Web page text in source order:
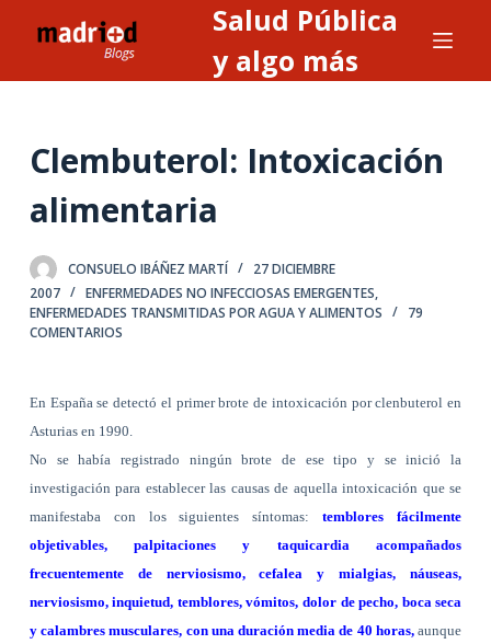
l
o
n
n
d
o
Salud Pública
y algo más
Clembuterol: Intoxicación
alimentaria
CONSUELO IBÁÑEZ MARTÍ
27 DICIEMBRE
2007
ENFERMEDADES NO INFECCIOSAS EMERGENTES,
ENFERMEDADES TRANSMITIDAS POR AGUA Y ALIMENTOS
79
COMENTARIOS
En España se detectó el primer brote de intoxicación por clenbuterol en
Asturias en 1990.
No se había registrado ningún brote de ese tipo y se inició la
investigación para establecer las causas de aquella intoxicación que se
manifestaba con los siguientes síntomas:temblores fácilmente
objetivables, palpitaciones y taquicardia acompañados
frecuentemente de nerviosismo, cefalea y mialgias, náuseas,
nerviosismo, inquietud, temblores, vómitos, dolor de pecho, boca seca
y calambres musculares, con una duración media de 40 horas,aunque